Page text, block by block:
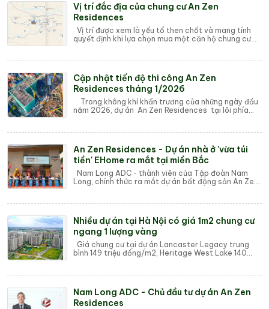
Vị trí đắc địa của chung cư An Zen
Residences
Vị trí được xem là yếu tố then chốt và mang tính
quyết định khi lựa chọn mua một căn hộ chung cư.
Cập nhật tiến độ thi công An Zen
Residences tháng 1/2026
Trong không khí khẩn trương của những ngày đầu
năm 2026, dự án An Zen Residences tại lõi phía
An Zen Residences - Dự án nhà ở 'vừa túi
tiền' EHome ra mắt tại miền Bắc
Nam Long ADC - thành viên của Tập đoàn Nam
Long, chính thức ra mắt dự án bất động sản An Zen
Nhiều dự án tại Hà Nội có giá 1m2 chung cư
ngang 1 lượng vàng
Giá chung cư tại dự án Lancaster Legacy trung
bình 149 triệu đồng/m2, Heritage West Lake 140
Nam Long ADC - Chủ đầu tư dự án An Zen
Residences